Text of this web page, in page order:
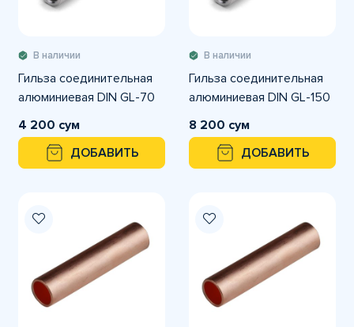
В наличии
Гильза соединительная
алюминиевая DIN GL-70
4 200 сум
ДОБАВИТЬ
В наличии
Гильза соединительная
алюминиевая DIN GL-150
8 200 сум
ДОБАВИТЬ